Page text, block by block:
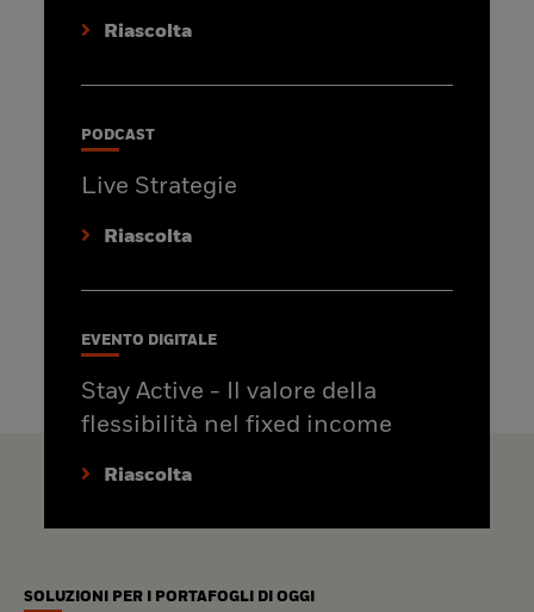
Riascolta
PODCAST
Live Strategie
Riascolta
EVENTO DIGITALE
Stay Active - Il valore della
flessibilità nel fixed income
Riascolta
SOLUZIONI PER I PORTAFOGLI DI OGGI